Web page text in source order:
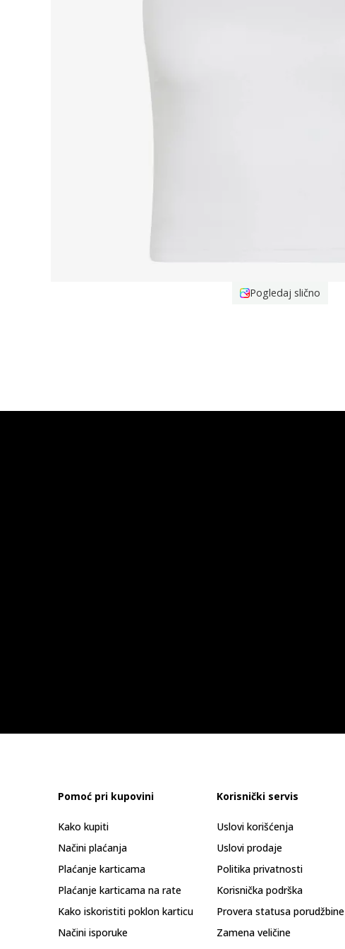
Pogledaj slično
Pomoć pri kupovini
Kako kupiti
Načini plaćanja
Plaćanje karticama
Plaćanje karticama na rate
Kako iskoristiti poklon karticu
Načini isporuke
Korisnički servis
Uslovi korišćenja
Uslovi prodaje
Politika privatnosti
Korisnička podrška
Provera statusa porudžbine
Zamena veličine